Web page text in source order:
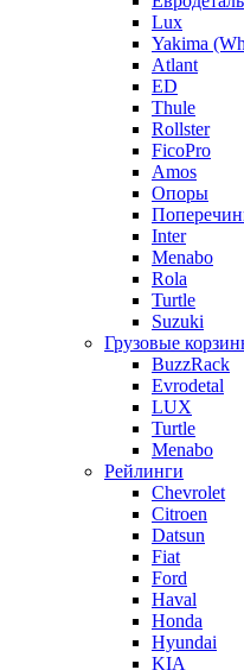
Lux
Yakima
Atlant
ED
Thule
Rollster
FicoPro
Amos
Опоры
Inter
Menabo
Rola
Turtle
Suzuki
Грузовые
BuzzRack
Evrodetal
LUX
Turtle
Menabo
Рейлинги
Chevrolet
Citroen
Datsun
Fiat
Ford
Haval
Honda
Hyundai
KIA